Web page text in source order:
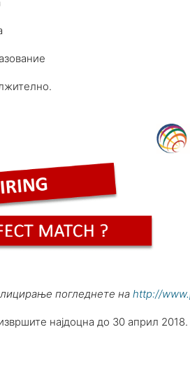
погледнете на http://
најдоцна до 30 април 2018.